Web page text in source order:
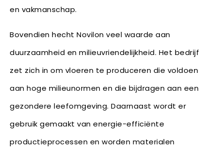
en vakmanschap.
Bovendien hecht Novilon veel waarde aan
duurzaamheid en milieuvriendelijkheid. Het bedrijf
zet zich in om vloeren te produceren die voldoen
aan hoge milieunormen en die bijdragen aan een
gezondere leefomgeving. Daarnaast wordt er
gebruik gemaakt van energie-efficiënte
productieprocessen en worden materialen